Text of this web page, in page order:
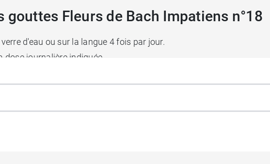
gouttes Fleurs de Bach Impatiens n°18
d'eau ou sur la langue 4 fois par jour.
dose journalière indiquée.
20 ml
à